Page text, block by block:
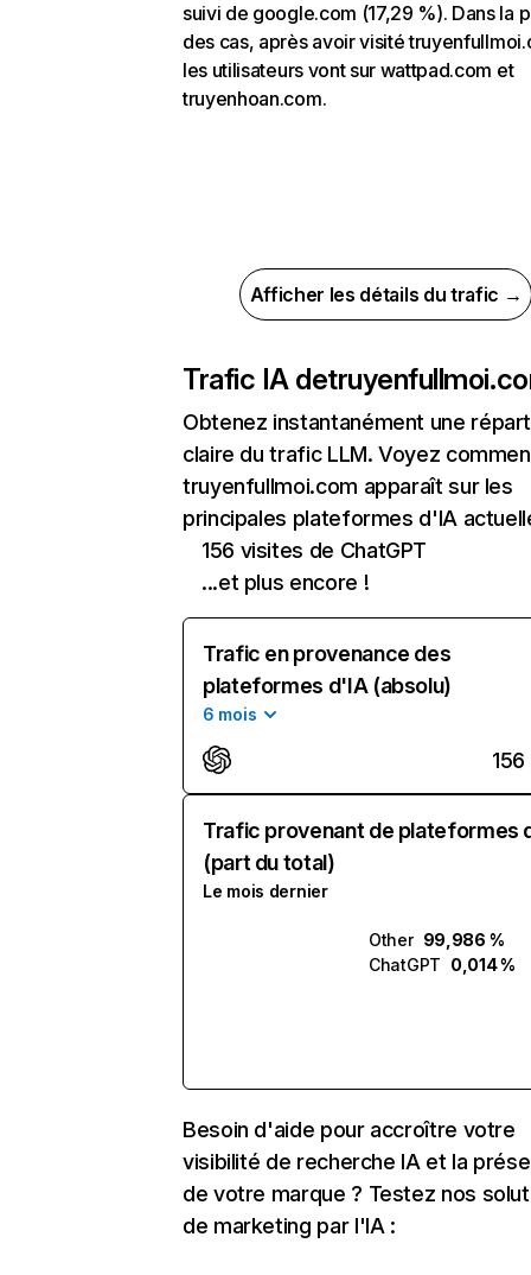
suivi de google.com (17,29 %). Dans la
des cas, après avoir visité
les utilisateurs vont sur wattpad.com et
truyenhoan.com.
Afficher les détails du trafic →
Trafic IA de
Obtenez instantanément une
claire du trafic LLM. Voyez
truyenfullmoi.com apparaît sur les
principales plateformes d'IA
156 visites de ChatGPT
...et plus encore !
Trafic en provenance des
plateformes d'IA (absolu)
6 mois
156
Trafic provenant de plateformes
(part du total)
Le mois dernier
Other 99,986 %
ChatGPT 0,014 %
Besoin d'aide pour accroître votre
visibilité de recherche IA et la
de votre marque ? Testez nos
de marketing par l'IA :